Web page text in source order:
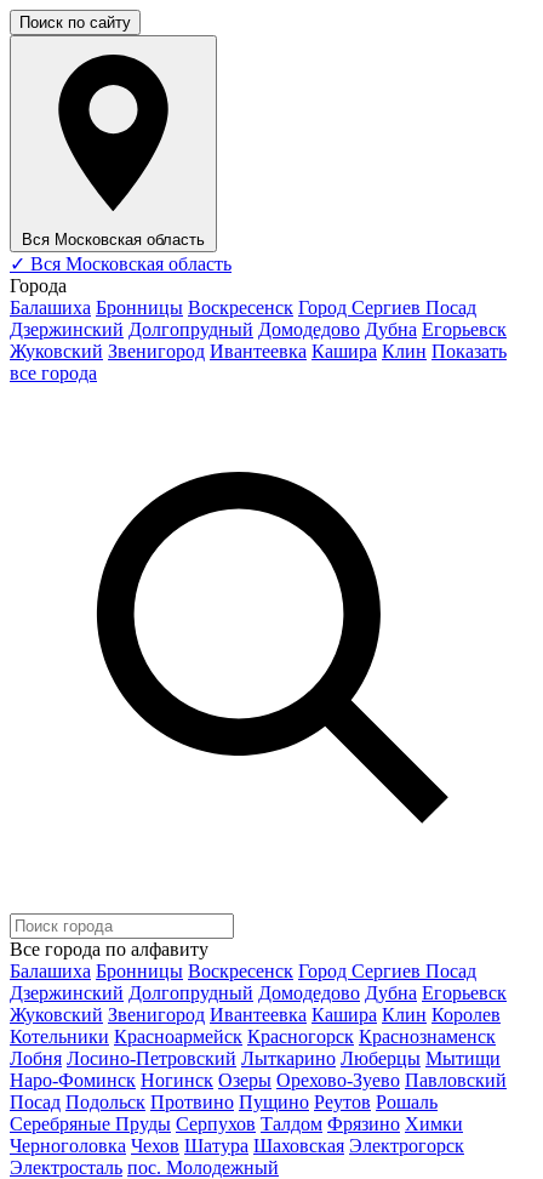
Поиск по сайту
Вся Московская область
✓ Вся Московская область
Города
Балашиха Бронницы Воскресенск Город Сергиев Посад
Дзержинский Долгопрудный Домодедово Дубна Егорьевск
Жуковский Звенигород Ивантеевка Кашира Клин Показать
все города
Все города по алфавиту
Балашиха Бронницы Воскресенск Город Сергиев Посад
Дзержинский Долгопрудный Домодедово Дубна Егорьевск
Жуковский Звенигород Ивантеевка Кашира Клин Королев
Котельники Красноармейск Красногорск Краснознаменск
Лобня Лосино-Петровский Лыткарино Люберцы Мытищи
Наро-Фоминск Ногинск Озеры Орехово-Зуево Павловский
Посад Подольск Протвино Пущино Реутов Рошаль
Серебряные Пруды Серпухов Талдом Фрязино Химки
Черноголовка Чехов Шатура Шаховская Электрогорск
Электросталь пос. Молодежный